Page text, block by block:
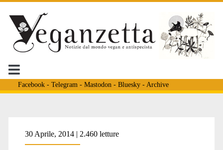
Facebook- Telegram - Mastodon - Bluesky- Archive
Tag:
30 Aprile, 2014 | 2.460 letture